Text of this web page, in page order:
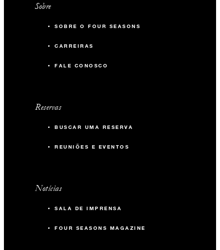
Sobre
SOBRE O FOUR SEASONS
CARREIRAS
FALE CONOSCO
Reservas
BUSCAR UMA RESERVA
REUNIÕES E EVENTOS
Notícias
SALA DE IMPRENSA
FOUR SEASONS MAGAZINE